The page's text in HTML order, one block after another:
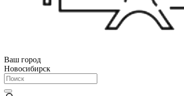
Ваш город
Новосибирск